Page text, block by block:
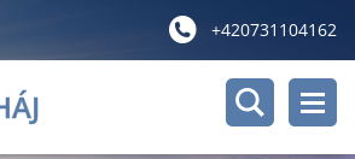
+420731104162